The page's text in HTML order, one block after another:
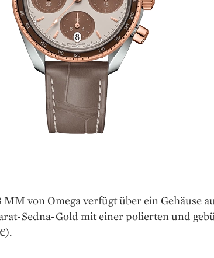
MM von Omega verfügt über ein Gehäuse
Sedna-Gold mit einer polierten und